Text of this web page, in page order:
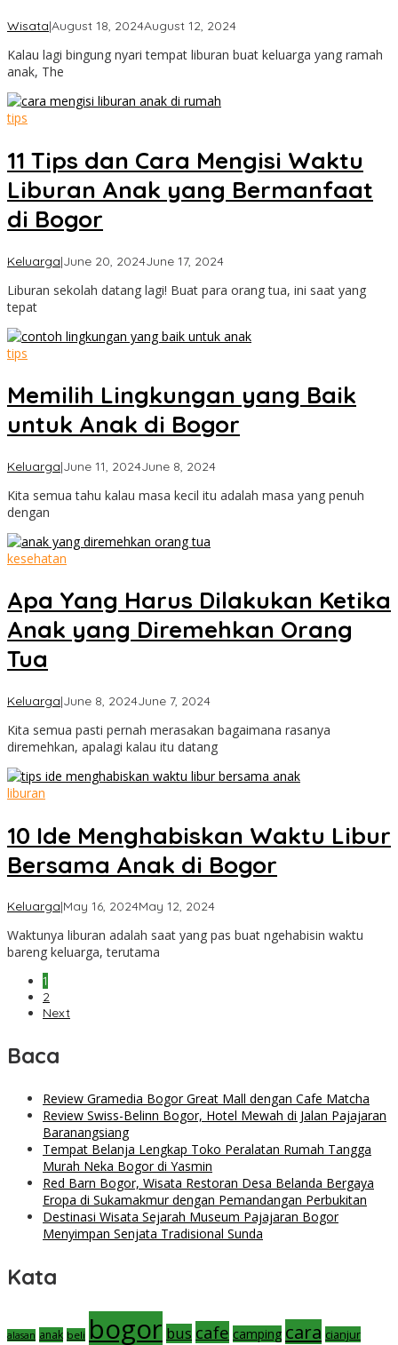
Wisata|August 18, 2024August 12, 2024by
Bogor
Kalau lagi bingung nyari tempat liburan buat keluarga yang ramah
anak, The
tips
11 Tips dan Cara Mengisi Waktu
Liburan Anak yang Bermanfaat
di Bogor
Keluarga|June 20, 2024June 17, 2024by
Bogor
Liburan sekolah datang lagi! Buat para orang tua, ini saat yang
tepat
tips
Memilih Lingkungan yang Baik
untuk Anak di Bogor
Keluarga|June 11, 2024June 8, 2024by
Bogor
Kita semua tahu kalau masa kecil itu adalah masa yang penuh
dengan
kesehatan
Apa Yang Harus Dilakukan Ketika
Anak yang Diremehkan Orang
Tua
Keluarga|June 8, 2024June 7, 2024by
Bogor
Kita semua pasti pernah merasakan bagaimana rasanya
diremehkan, apalagi kalau itu datang
liburan
10 Ide Menghabiskan Waktu Libur
Bersama Anak di Bogor
Keluarga|May 16, 2024May 12, 2024by
Bogor
Waktunya liburan adalah saat yang pas buat ngehabisin waktu
bareng keluarga, terutama
1
2
Next
Baca
Review Gramedia Bogor Great Mall dengan Cafe Matcha
Review Swiss-Belinn Bogor, Hotel Mewah di Jalan Pajajaran
Baranangsiang
Tempat Belanja Lengkap Toko Peralatan Rumah Tangga
Murah Neka Bogor di Yasmin
Red Barn Bogor, Wisata Restoran Desa Belanda Bergaya
Eropa di Sukamakmur dengan Pemandangan Perbukitan
Destinasi Wisata Sejarah Museum Pajajaran Bogor
Menyimpan Senjata Tradisional Sunda
Kata
alasan anak beli bogor bus cafe camping cara cianjur